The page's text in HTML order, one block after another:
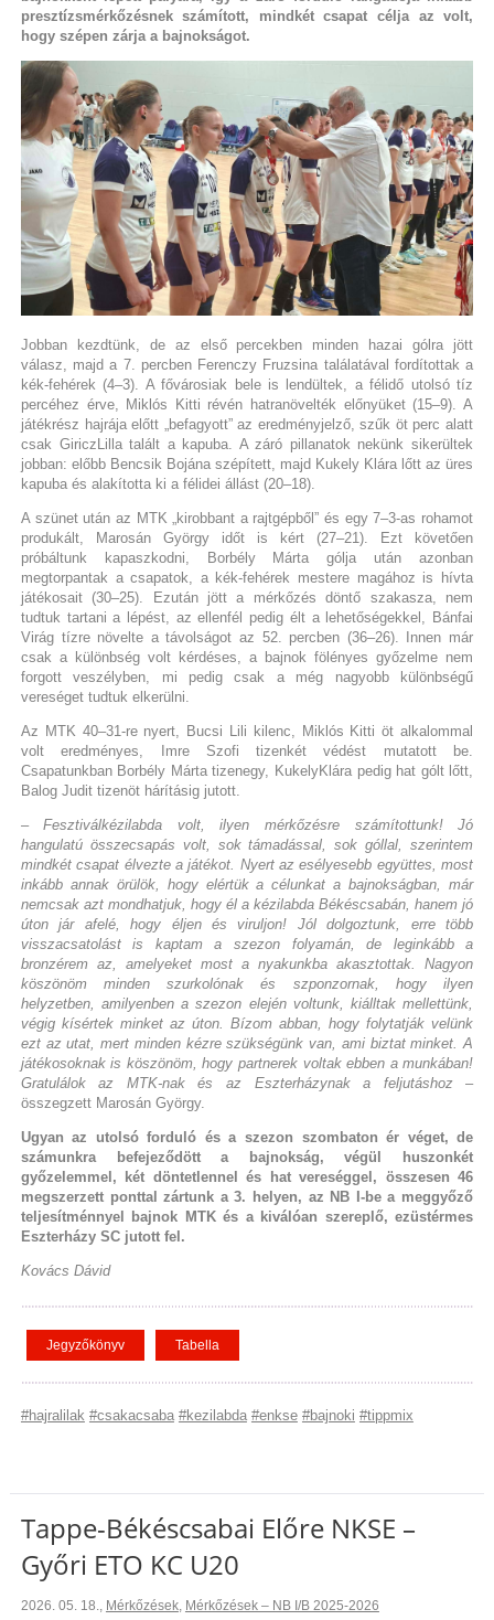
presztízsmérkőzésnek számított, mindkét csapat célja az volt,
hogy szépen zárja a bajnokságot.
Jobban kezdtünk, de az első percekben minden hazai gólra jött
válasz, majd a 7. percben Ferenczy Fruzsina találatával fordítottak a
kék-fehérek (4–3). A fővárosiak bele is lendültek, a félidő utolsó tíz
percéhez érve, Miklós Kitti révén hatranövelték előnyüket (15–9). A
játékrész hajrája előtt „befagyott” az eredményjelző, szűk öt perc alatt
csak GiriczLilla talált a kapuba. A záró pillanatok nekünk sikerültek
jobban: előbb Bencsik Bojána szépített, majd Kukely Klára lőtt az üres
kapuba és alakította ki a félidei állást (20–18).
A szünet után az MTK „kirobbant a rajtgépből” és egy 7–3-as rohamot
produkált, Marosán György időt is kért (27–21). Ezt követően
próbáltunk kapaszkodni, Borbély Márta gólja után azonban
megtorpantak a csapatok, a kék-fehérek mestere magához is hívta
játékosait (30–25). Ezután jött a mérkőzés döntő szakasza, nem
tudtuk tartani a lépést, az ellenfél pedig élt a lehetőségekkel, Bánfai
Virág tízre növelte a távolságot az 52. percben (36–26). Innen már
csak a különbség volt kérdéses, a bajnok fölényes győzelme nem
forgott veszélyben, mi pedig csak a még nagyobb különbségű
vereséget tudtuk elkerülni.
Az MTK 40–31-re nyert, Bucsi Lili kilenc, Miklós Kitti öt alkalommal
volt eredményes, Imre Szofi tizenkét védést mutatott be.
Csapatunkban Borbély Márta tizenegy, KukelyKlára pedig hat gólt lőtt,
Balog Judit tizenöt hárításig jutott.
– Fesztiválkézilabda volt, ilyen mérkőzésre számítottunk! Jó
hangulatú összecsapás volt, sok támadással, sok góllal, szerintem
mindkét csapat élvezte a játékot. Nyert az esélyesebb együttes, most
inkább annak örülök, hogy elértük a célunkat a bajnokságban, már
nemcsak azt mondhatjuk, hogy él a kézilabda Békéscsabán, hanem jó
úton jár afelé, hogy éljen és viruljon! Jól dolgoztunk, erre több
visszacsatolást is kaptam a szezon folyamán, de leginkább a
bronzérem az, amelyeket most a nyakunkba akasztottak. Nagyon
köszönöm minden szurkolónak és szponzornak, hogy ilyen
helyzetben, amilyenben a szezon elején voltunk, kiálltak mellettünk,
végig kísértek minket az úton. Bízom abban, hogy folytatják velünk
ezt az utat, mert minden kézre szükségünk van, ami biztat minket. A
játékosoknak is köszönöm, hogy partnerek voltak ebben a munkában!
Gratulálok az MTK-nak és az Eszterházynak a feljutáshoz–
összegzett Marosán György.
Ugyan az utolsó forduló és a szezon szombaton ér véget, de
számunkra befejeződött a bajnokság, végül huszonkét
győzelemmel, két döntetlennel és hat vereséggel, összesen 46
megszerzett ponttal zártunk a 3. helyen, az NB I-be a meggyőző
teljesítménnyel bajnok MTK és a kiválóan szereplő, ezüstérmes
Eszterházy SC jutott fel.
Kovács Dávid
Jegyzőkönyv Tabella
#hajralilak #csakacsaba #kezilabda #enkse #bajnoki #tippmix
Tappe-Békéscsabai Előre NKSE –
Győri ETO KC U20
2026. 05. 18., Mérkőzések, Mérkőzések – NB I/B 2025-2026